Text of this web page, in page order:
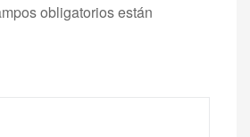
obligatorios están